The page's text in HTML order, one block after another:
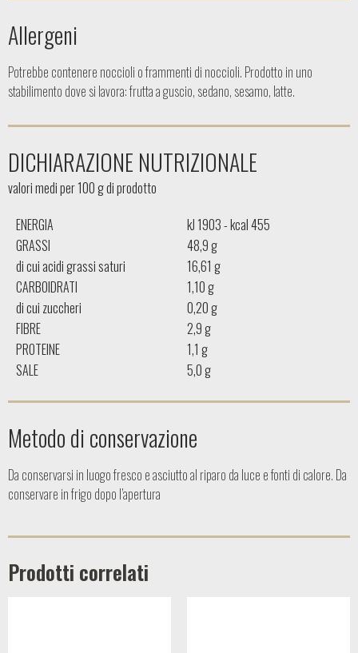
Allergeni
Potrebbe contenere noccioli o frammenti di noccioli. Prodotto in uno
stabilimento dove si lavora: frutta a guscio, sedano, sesamo, latte.
DICHIARAZIONE NUTRIZIONALE
valori medi per 100 g di prodotto
ENERGIA
kJ 1903 - kcal 455
GRASSI
48,9 g
di cui acidi grassi saturi
16,61 g
CARBOIDRATI
1,10 g
di cui zuccheri
0,20 g
FIBRE
2,9 g
PROTEINE
1,1 g
SALE
5,0 g
Metodo di conservazione
Da conservarsi in luogo fresco e asciutto al riparo da luce e fonti di calore. Da
conservare in frigo dopo l’apertura
Prodotti correlati